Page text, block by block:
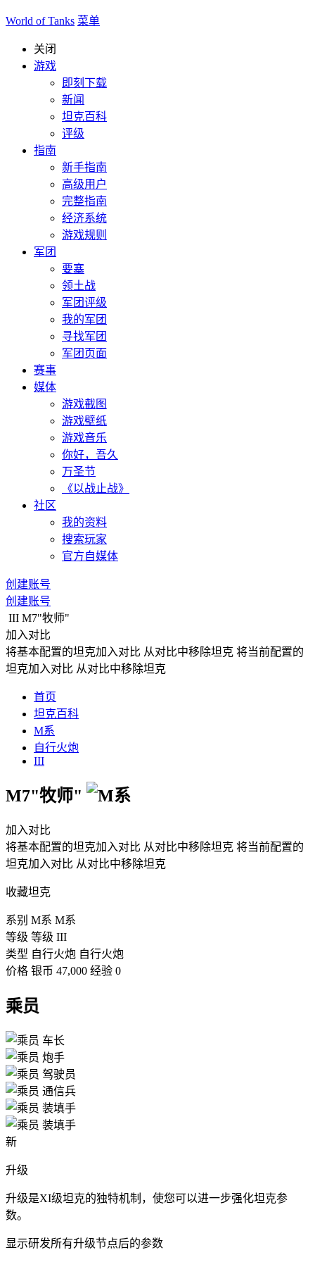
World of Tanks 菜单
关闭
游戏
即刻下载
新闻
坦克百科
评级
指南
新手指南
高级用户
完整指南
经济系统
游戏规则
军团
要塞
领土战
军团评级
我的军团
寻找军团
军团页面
赛事
媒体
游戏截图
游戏壁纸
游戏音乐
你好，吾久
万圣节
《以战止战》
社区
我的资料
搜索玩家
官方自媒体
创建账号
创建账号
III M7"牧师"
加入对比
将基本配置的坦克加入对比 从对比中移除坦克 将当前配置的
坦克加入对比 从对比中移除坦克
首页
坦克百科
M系
自行火炮
III
M7"牧师"
加入对比
将基本配置的坦克加入对比 从对比中移除坦克 将当前配置的
坦克加入对比 从对比中移除坦克
收藏坦克
系别 M系 M系
等级 等级 III
类型 自行火炮 自行火炮
价格 银币 47,000 经验 0
乘员
车长
炮手
驾驶员
通信兵
装填手
装填手
新
升级
升级是XI级坦克的独特机制，使您可以进一步强化坦克参
数。
显示研发所有升级节点后的参数